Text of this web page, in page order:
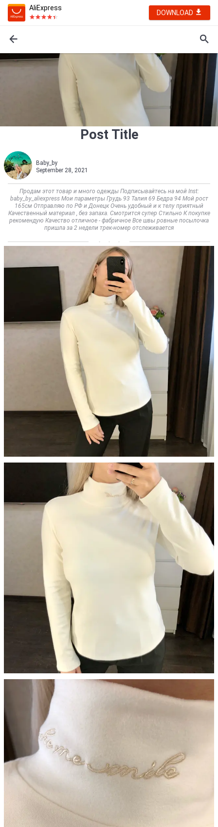
AliExpress
DOWNLOAD
Post Title
Baby_by
September 28, 2021
Продам этот товар и много одежды Подписывайтесь на мой Inst:
baby_by_aliexpress Мои параметры Грудь 93 Талия 69 Бедра 94 Мой рост
165см Отправляю по РФ и Донецк Очень удобный и к телу приятный
Качественный материал , без запаха. Смотрится супер Стильно К покупке
рекомендую Качество отличное - фабричное Все швы ровные посылочка
пришла за 2 недели трек-номер отслеживается